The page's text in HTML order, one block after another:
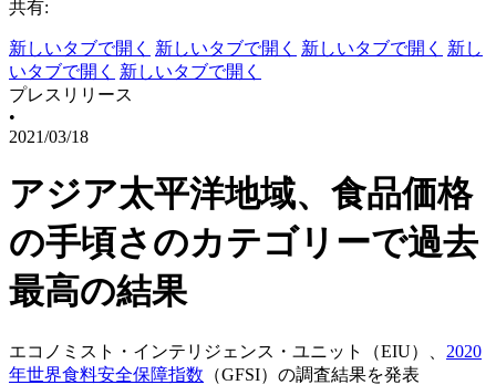
共有:
新しいタブで開く 新しいタブで開く 新しいタブで開く
新し
いタブで開く
新しいタブで開く
プレスリリース
•
2021/03/18
アジア太平洋地域、食品価格
の手頃さのカテゴリーで過去
最高の結果
エコノミスト・インテリジェンス・ユニット（EIU）、 2020
年世界食料安全保障指数 （GFSI）の調査結果を発表